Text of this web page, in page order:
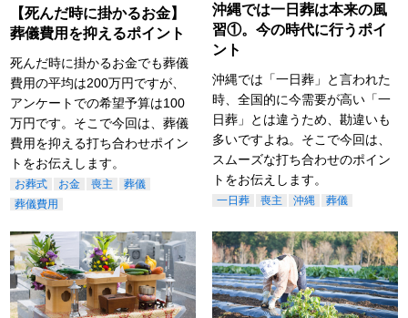
【死んだ時に掛かるお金】
葬儀費用を抑えるポイント
死んだ時に掛かるお金でも葬儀
費用の平均は200万円ですが、
アンケートでの希望予算は100
万円です。そこで今回は、葬儀
費用を抑える打ち合わせポイン
トをお伝えします。
お葬式 お金 喪主
葬儀
葬儀費用
沖縄では一日葬は本来の風
習①。今の時代に行うポイ
ント
沖縄では「一日葬」と言われた
時、全国的に今需要が高い「一
日葬」とは違うため、勘違いも
多いですよね。そこで今回は、
スムーズな打ち合わせのポイン
トをお伝えします。
一日葬 喪主 沖縄 葬儀